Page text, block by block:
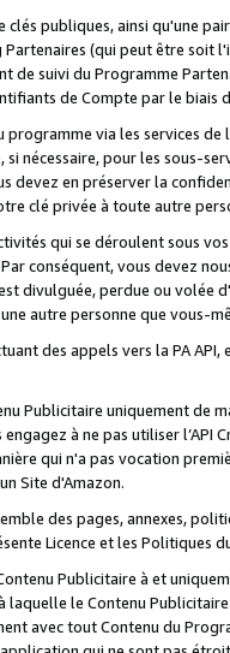
publiques, ainsi qu'une
(qui peut être soit
de suivi du Programme
de Compte par le biais
via les services
nécessaire, pour les sous-
devez en préserver la
clé privée à toute autre
qui se déroulent sous
conséquent, vous devez
divulguée, perdue ou volée
autre personne que vous-
des appels vers la PA
Publicitaire uniquement de
à ne pas utiliser l’API
qui n'a pas vocation
Site d'Amazon.
des pages, annexes,
Licence et les Politiques
Publicitaire à et
le Contenu
avec tout Contenu du